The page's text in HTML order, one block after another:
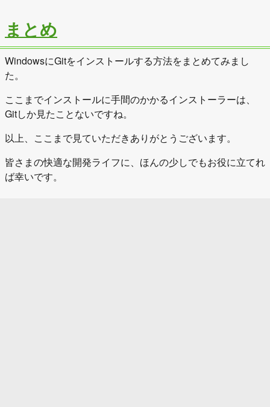
まとめ
WindowsにGitをインストールする方法をまとめてみまし
た。
ここまでインストールに手間のかかるインストーラーは、
Gitしか見たことないですね。
以上、ここまで見ていただきありがとうございます。
皆さまの快適な開発ライフに、ほんの少しでもお役に立てれ
ば幸いです。